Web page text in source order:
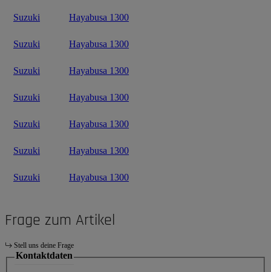
Suzuki Hayabusa 1300
Suzuki Hayabusa 1300
Suzuki Hayabusa 1300
Suzuki Hayabusa 1300
Suzuki Hayabusa 1300
Suzuki Hayabusa 1300
Suzuki Hayabusa 1300
Frage zum Artikel
Stell uns deine Frage
Kontaktdaten